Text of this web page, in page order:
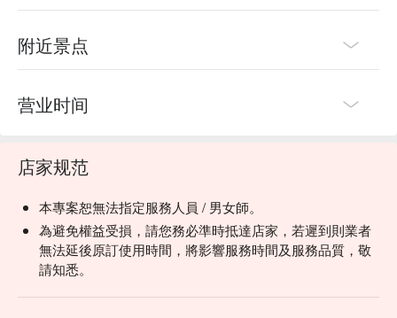
附近景点
营业时间
店家规范
本專案恕無法指定服務人員 / 男女師。
為避免權益受損，請您務必準時抵達店家，若遲到則業者
無法延後原訂使用時間，將影響服務時間及服務品質，敬
請知悉。